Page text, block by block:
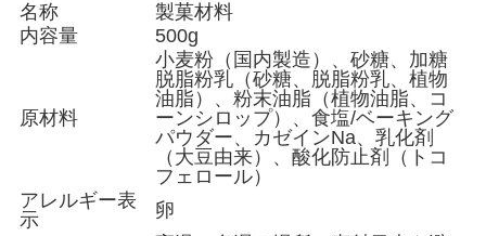
名称
製菓材料
内容量
500g
原材料
小麦粉（国内製造）、砂糖、加糖
脱脂粉乳（砂糖、脱脂粉乳、植物
油脂）、粉末油脂（植物油脂、コ
ーンシロップ）、食塩/ベーキング
パウダー、カゼインNa、乳化剤
（大豆由来）、酸化防止剤（トコ
フェロール）
アレルギー表
示
卵